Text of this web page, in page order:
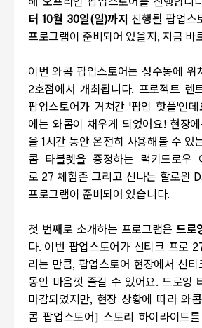
해 오프라인 팝업스토어를 진행합니
터 10월 30일(일)까지 진행될 팝업스
프로그램이 준비되어 있을지, 지금 바
이번 와콤 팝업스토어는 성수동에 위
2호점에서 개최됩니다. 프로젝트 렌
팝업스토어가 거쳐간 '팝업 핫플'인
에는 와콤이 채우게 되었어요! 현장
을 1시간 동안 온전히 사용해볼 수 있
콤 타블렛을 증정하는 럭키드로우
로 27 체험존 그리고 신나는 할로윈
프로그램이 준비되어 있습니다.
첫 번째로 소개하는 프로그램은 드로
다. 이번 팝업스토어가 신티크 프로
리는 만큼, 팝업스토어 현장에서 신티
동안 마음껏 즐길 수 있어요. 드로잉
마감되었지만, 현장 상황에 따라 와
콤 팝업스토어] 스토리 하이라이트